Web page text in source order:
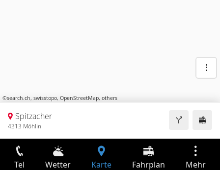
©search.ch, swisstopo, OpenStreetMap, others
Spitzacher
4313 Möhlin
Tel Wetter Karte Fahrplan Mehr